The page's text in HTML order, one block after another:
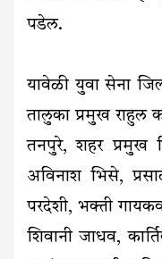
पडेल.
यावेळी युवा सेना
तालुका प्रमुख राहुल
तनपुरे, शहर प्रमुख
अविनाश भिसे,
परदेशी, भक्ती
शिवानी जाधव,